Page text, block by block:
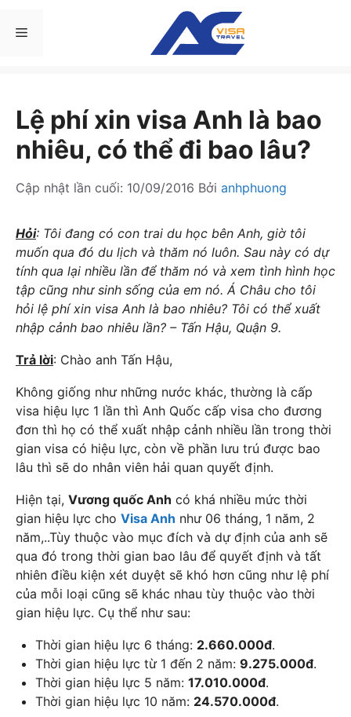
đến Menu
Lệ phí xin visa Anh là bao
nhiêu, có thể đi bao lâu?
Cập nhật lần cuối: 10/09/2016 Bởi anhphuong
Hỏi: Tôi đang có con trai du học bên Anh, giờ tôi
muốn qua đó du lịch và thăm nó luôn. Sau này có dự
tính qua lại nhiều lần để thăm nó và xem tình hình học
tập cũng như sinh sống của em nó. Á Châu cho tôi
hỏi lệ phí xin visa Anh là bao nhiêu? Tôi có thể xuất
nhập cảnh bao nhiêu lần? – Tấn Hậu, Quận 9.
Trả lời: Chào anh Tấn Hậu,
Không giống như những nước khác, thường là cấp
visa hiệu lực 1 lần thì Anh Quốc cấp visa cho đương
đơn thì họ có thể xuất nhập cảnh nhiều lần trong thời
gian visa có hiệu lực, còn về phần lưu trú được bao
lâu thì sẽ do nhân viên hải quan quyết định.
Hiện tại, Vương quốc Anh có khá nhiều mức thời
gian hiệu lực cho Visa Anh như 06 tháng, 1 năm, 2
năm,..Tùy thuộc vào mục đích và dự định của anh sẽ
qua đó trong thời gian bao lâu để quyết định và tất
nhiên điều kiện xét duyệt sẽ khó hơn cũng như lệ phí
của mỗi loại cũng sẽ khác nhau tùy thuộc vào thời
gian hiệu lực. Cụ thể như sau:
Thời gian hiệu lực 6 tháng: 2.660.000đ.
Thời gian hiệu lực từ 1 đến 2 năm: 9.275.000đ.
Thời gian hiệu lực 5 năm: 17.010.000đ.
Thời gian hiệu lực 10 năm: 24.570.000đ.